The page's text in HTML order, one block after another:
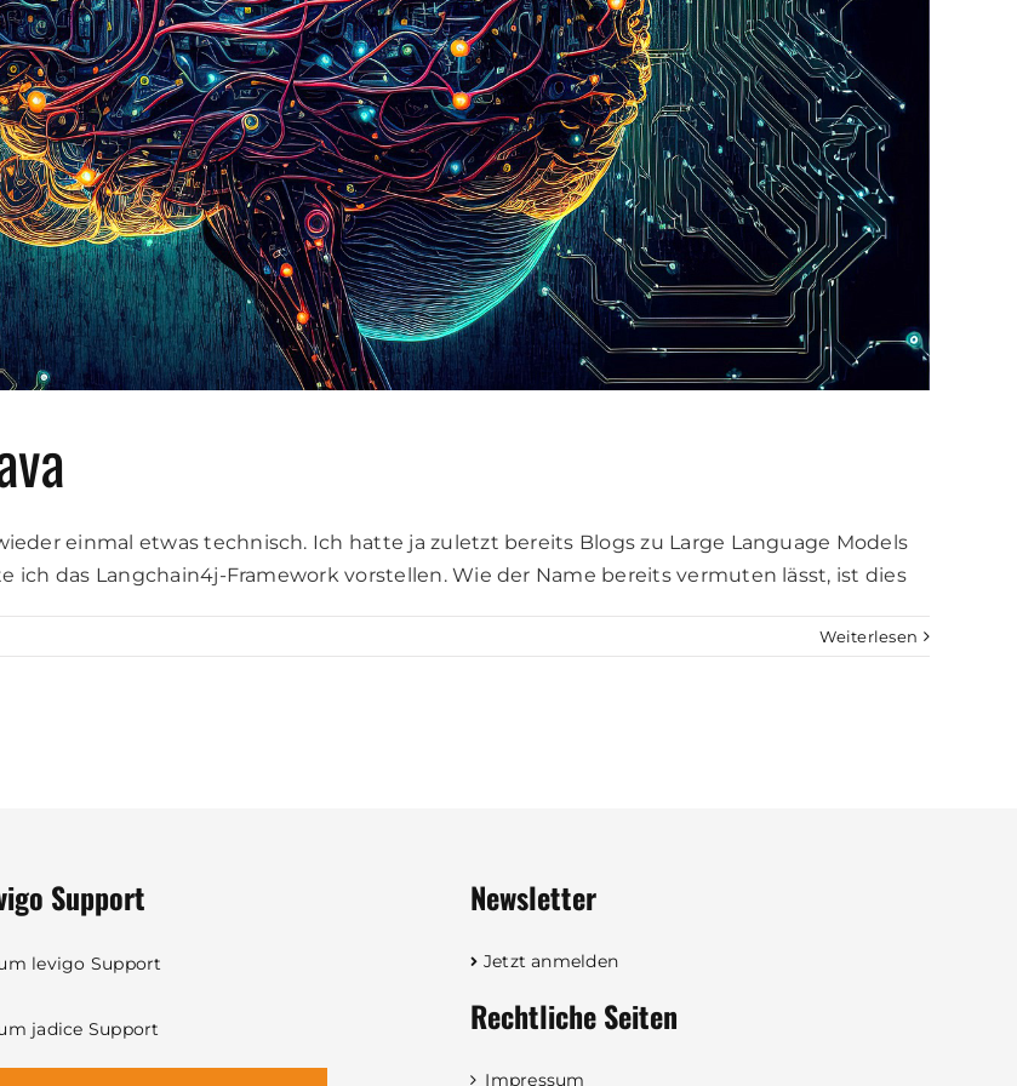
einmal etwas technisch. Ich hatte ja zuletzt bereits Blogs zu Large Language Models
ich das Langchain4j-Framework vorstellen. Wie der Name bereits vermuten lässt, ist dies
Weiterlesen
Support
levigo Support
jadice Support
Newsletter
Jetzt anmelden
Rechtliche Seiten
Impressum